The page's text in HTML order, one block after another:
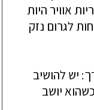
אוויר היות
לגרום נזק
יש להושיב
יושב